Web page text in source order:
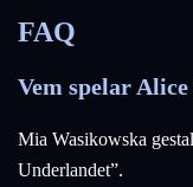
FAQ
Vem spelar
Mia Wasikowska
Underlandet”.